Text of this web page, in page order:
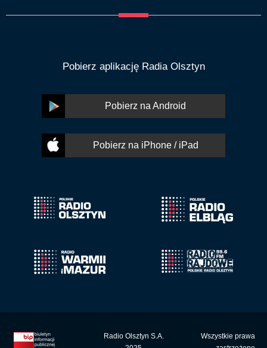
Pobierz aplikację Radia Olsztyn
Pobierz na Android
Pobierz na iPhone / iPad
Radio Olsztyn S.A.
Wszystkie prawa